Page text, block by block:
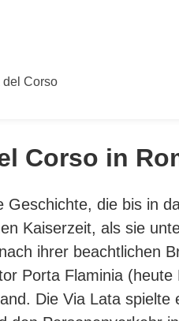
del Corso
Corso in
Geschichte, die bis in
Kaiserzeit, als sie
ihrer beachtlichen
Porta Flaminia (heute
Die Via Lata spielte